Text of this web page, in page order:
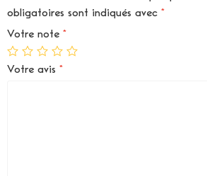
obligatoires sont indiqués avec *
Votre note *
Votre avis *